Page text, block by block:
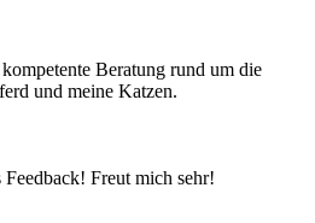
Beratung rund um die
und meine Katzen.
Freut mich sehr!